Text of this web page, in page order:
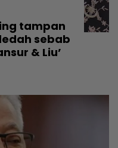
tampan
sebab
& Liu’